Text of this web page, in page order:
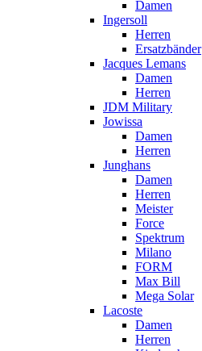
Damen
Ingersoll
Herren
Ersatzbänder
Jacques Lemans
Damen
Herren
JDM Military
Jowissa
Damen
Herren
Junghans
Damen
Herren
Meister
Force
Spektrum
Milano
FORM
Max Bill
Mega Solar
Lacoste
Damen
Herren